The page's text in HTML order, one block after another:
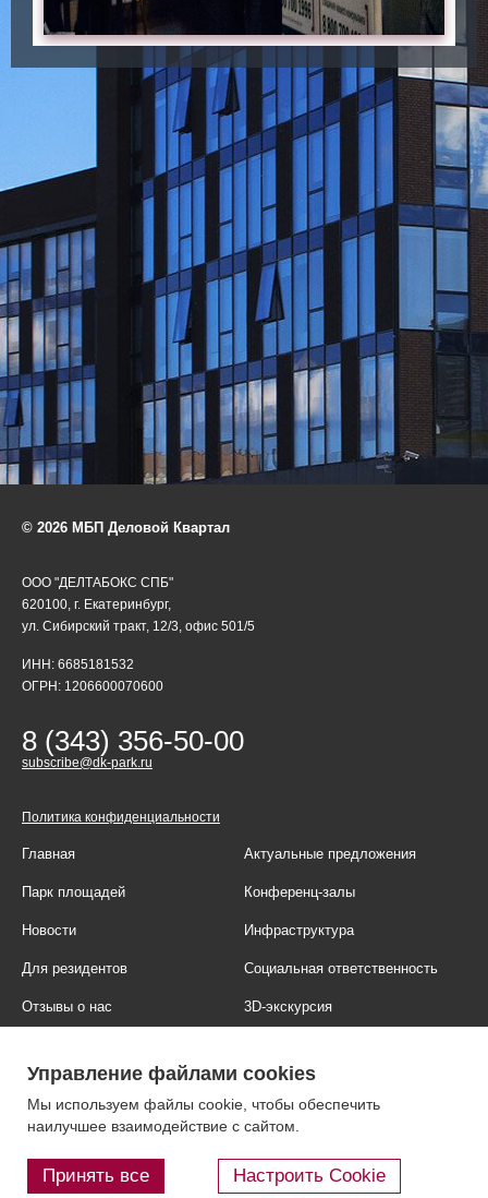
© 2026 МБП Деловой Квартал
ООО "ДЕЛТАБОКС СПБ"
620100, г. Екатеринбург,
ул. Сибирский тракт, 12/3, офис 501/5
ИНН: 6685181532
ОГРН: 1206600070600
8 (343) 356-50-00
subscribe@dk-park.ru
Политика конфиденциальности
Главная Актуальные предложения
Парк площадей Конференц-залы
Новости Инфраструктура
Для резидентов Социальная ответственность
Отзывы о нас 3D-экскурсия
Контакты Блог
Управление файлами cookies
Мы используем файлы cookie, чтобы обеспечить
наилучшее взаимодействие с сайтом.
Принять все Настроить Cookie